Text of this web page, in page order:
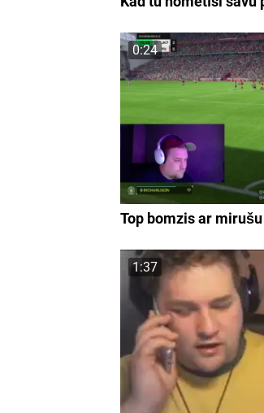
0:24
Top bomzis ar
1:37